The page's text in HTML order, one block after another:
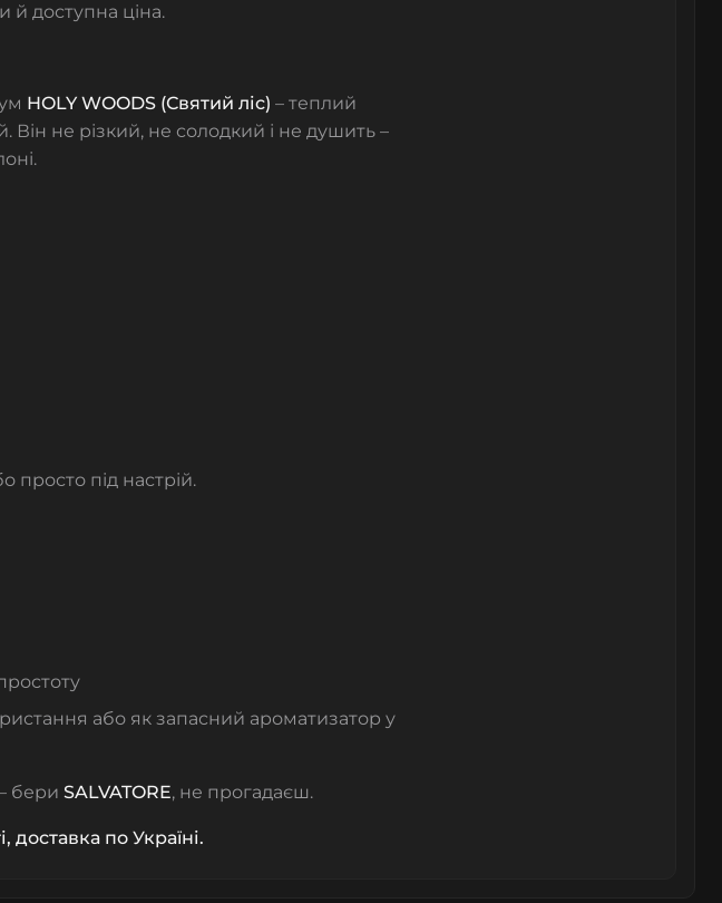
й доступна ціна.
HOLY WOODS (Святий ліс) – теплий
не різкий, не солодкий і не душить –
просто під настрій.
або як запасний ароматизатор у
бери SALVATORE, не прогадаєш.
доставка по Україні.